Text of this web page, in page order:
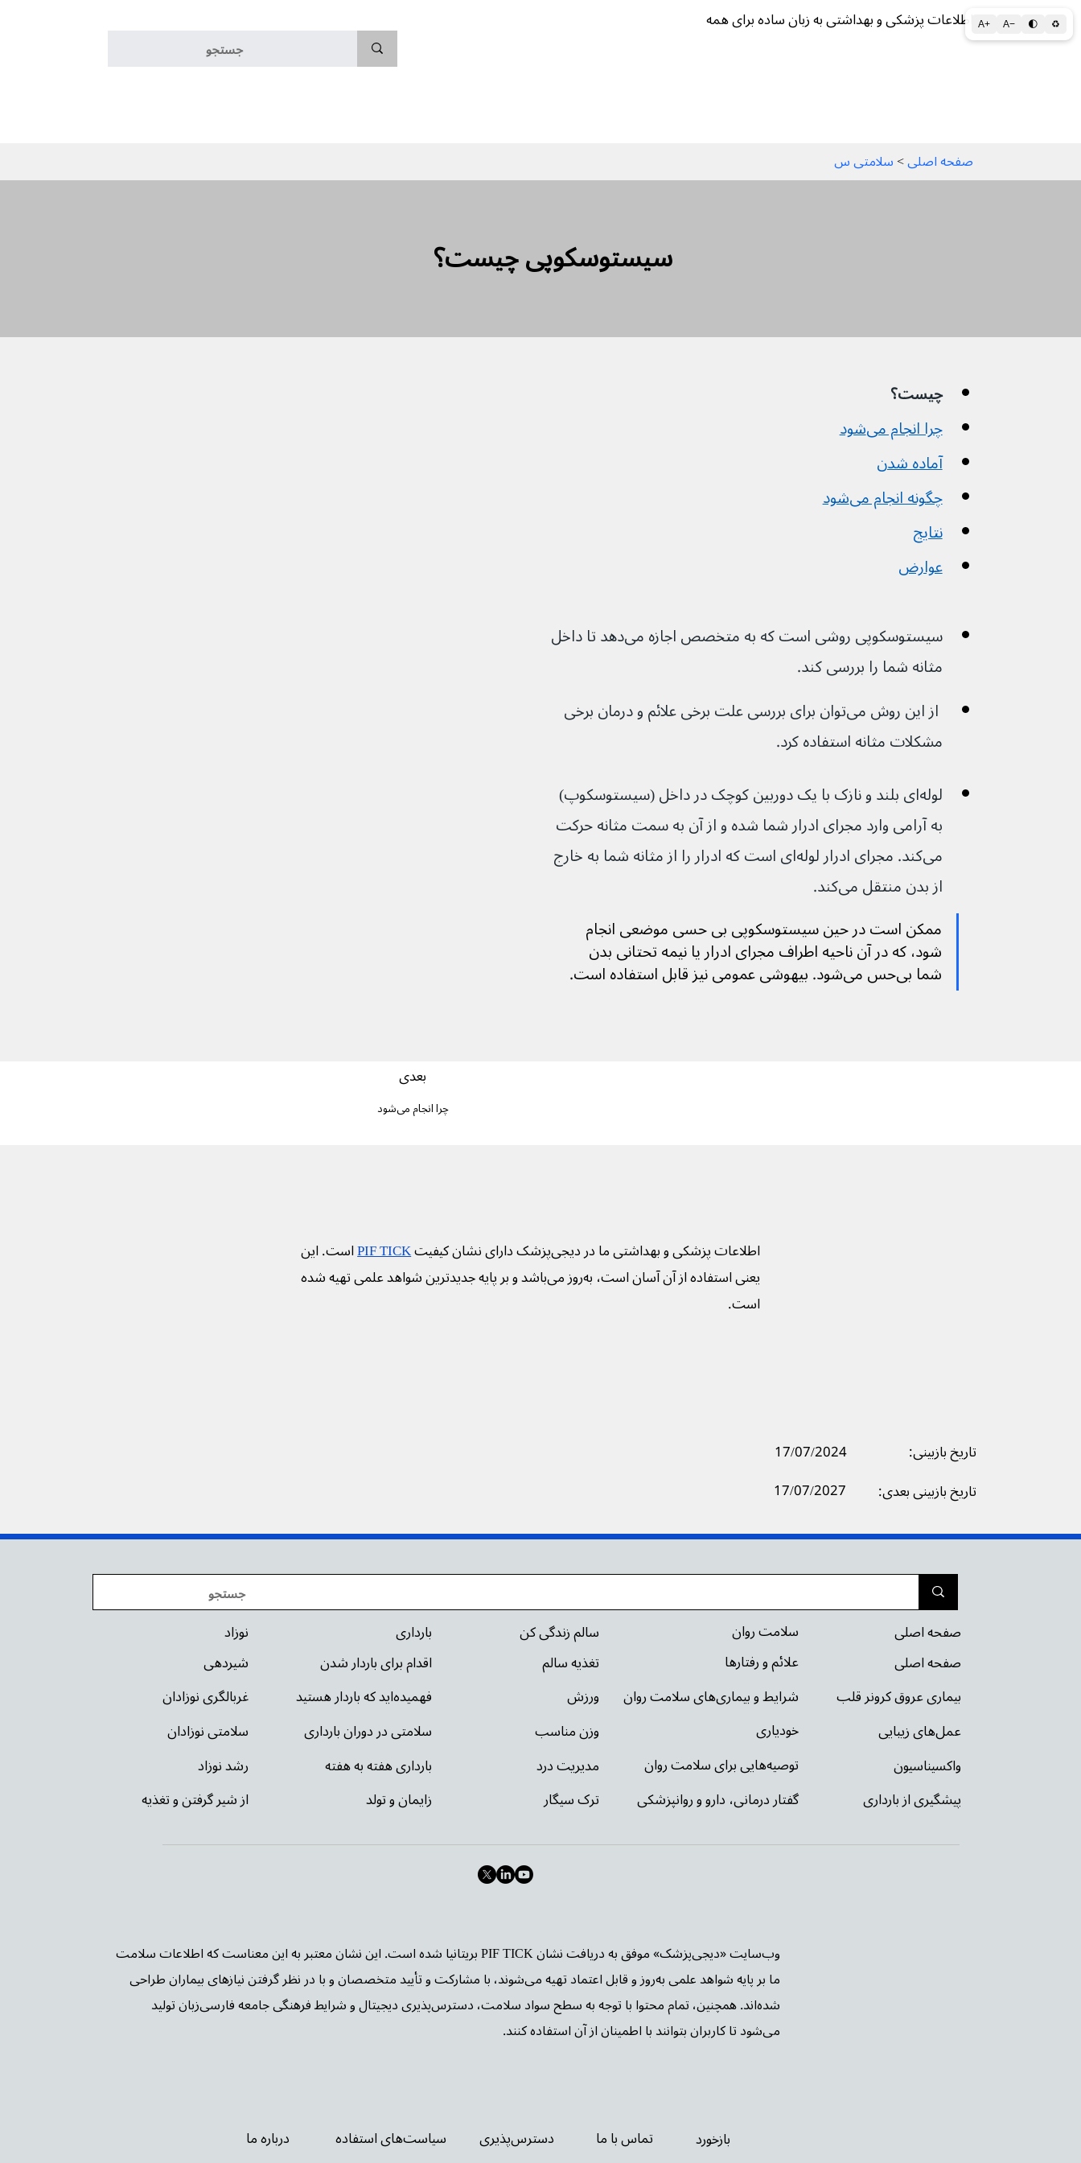
A+ A− 🌓 ♻ اطلاعات پزشکی و بهداشتی به زبان ساده برای همه
صفحه اصلی > سلامتی س
سیستوسکوپی چیست؟
چیست؟
چرا انجام می‌شود
آماده شدن
چگونه انجام می‌شود
نتایج
عوارض
سیستوسکوپی روشی است که به متخصص اجازه می‌دهد تا داخل
مثانه شما را بررسی کند.
از این روش می‌توان برای بررسی علت برخی علائم و درمان برخی
مشکلات مثانه استفاده کرد.
لوله‌ای بلند و نازک با یک دوربین کوچک در داخل (سیستوسکوپ)
به آرامی وارد مجرای ادرار شما شده و از آن به سمت مثانه حرکت
می‌کند. مجرای ادرار لوله‌ای است که ادرار را از مثانه شما به خارج
از بدن منتقل می‌کند.
ممکن است در حین سیستوسکوپی بی حسی موضعی انجام
شود، که در آن ناحیه اطراف مجرای ادرار یا نیمه تحتانی بدن
شما بی‌حس می‌شود. بیهوشی عمومی نیز قابل استفاده است.
چرا انجام می‌شود
بعدی
اطلاعات پزشکی و بهداشتی ما در دیجی‌پزشک دارای نشان کیفیتPIF TICKاست. این
یعنی استفاده از آن آسان است، به‌روز می‌باشد و بر پایه جدیدترین شواهد علمی تهیه شده
است.
17/07/2024
تاریخ بازبینی:
17/07/2027
تاریخ بازبینی بعدی:
وب‌سایت «دیجی‌پزشک» موفق به دریافت نشان PIF TICK بریتانیا شده است. این نشان معتبر به این معناست که اطلاعات سلامت
ما بر پایه شواهد علمی به‌روز و قابل اعتماد تهیه می‌شوند، با مشارکت و تأیید متخصصان و با در نظر گرفتن نیازهای بیماران طراحی
شده‌اند. همچنین، تمام محتوا با توجه به سطح سواد سلامت، دسترس‌پذیری دیجیتال و شرایط فرهنگی جامعه فارسی‌زبان تولید
می‌شود تا کاربران بتوانند با اطمینان از آن استفاده کنند.
بازخورد تماس با ما دسترس‌پذیری درباره ما سیاست‌های استفاده
نوزاد
شیردهی
غربالگری نوزادان
سلامتی نوزادان
رشد نوزاد
از شیر گرفتن و تغذیه
بارداری
اقدام برای باردار شدن
فهمیده‌اید که باردار هستید
سلامتی در دوران بارداری
بارداری هفته به هفته
زایمان و تولد
سالم زندگی کن
تغذیه سالم
ورزش
وزن مناسب
مدیریت درد
ترک سیگار
سلامت روان
علائم و رفتارها
شرایط و بیماری‌های سلامت روان
خودیاری
توصیه‌‌هایی برای سلامت روان
گفتار درمانی، دارو و روانپزشکی
صفحه اصلی
صفحه اصلی
بیماری عروق کرونر قلب
عمل‌های زیبایی
واکسیناسیون
پیشگیری از بارداری